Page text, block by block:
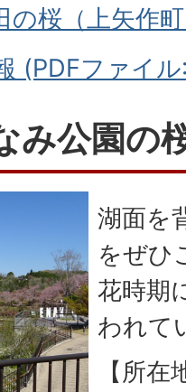
の桜（上矢作
(PDFファイ
み公園の
湖面を
をぜひ
花時期
われて
【所